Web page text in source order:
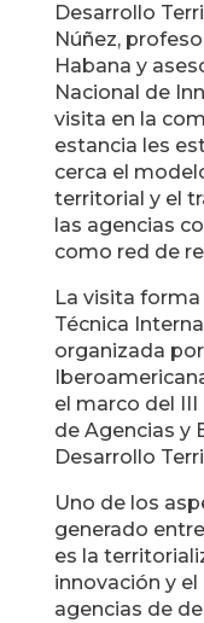
Desarrollo
Núñez,
Habana y
Nacional de
visita en la
estancia les
cerca el
territorial y el
las agencias
como red de
La visita
Técnica
organizada
el marco del
de Agencias y
Desarrollo
Uno de los
generado
es la
innovación y
agencias de